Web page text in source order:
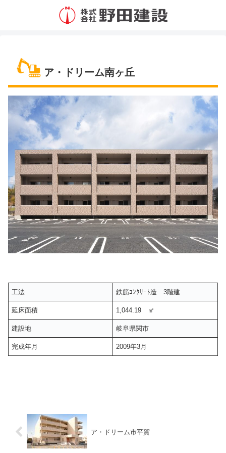
ア・ドリーム南ヶ丘
工法 鉄筋ｺﾝｸﾘｰﾄ造 3階建
延床面積 1,044.19 ㎡
建設地 岐阜県関市
完成年月 2009年3月
ア・ドリーム市平賀